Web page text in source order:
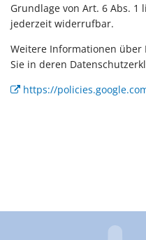
Grundlage von Art. 6 Abs. 1
jederzeit widerrufbar.
Weitere Informationen über
Sie in deren
https://